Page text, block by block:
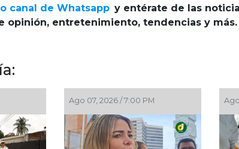
canal de Whatsapp y entérate de las
opinión, entretenimiento, tendencias y más.
Ago 07, 2026 / 6:49 PM Ago 07, 2026 /